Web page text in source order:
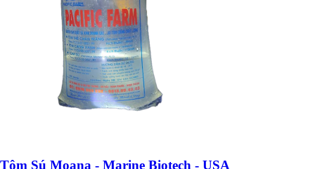
Tôm Sú Moana - Marine Biotech - USA